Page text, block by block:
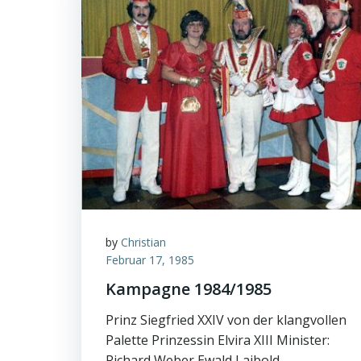
by Christian
Februar 17, 1985
Kampagne 1984/1985
Prinz Siegfried XXIV von der klangvollen
Palette Prinzessin Elvira XIII Minister: